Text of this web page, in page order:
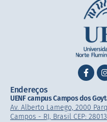
Endereços
UENF campus Campos dos
Av. Alberto Lamego, 2000
Campos - RJ, Brasil CEP: